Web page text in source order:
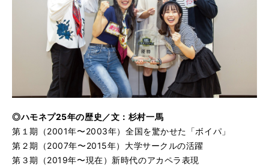
◎ハモネプ25年の歴史／文：杉村一馬
第１期（2001年〜2003年）全国を驚かせた「ボイパ」
第２期（2007年〜2015年）大学サークルの活躍
第３期（2019年〜現在）新時代のアカペラ表現